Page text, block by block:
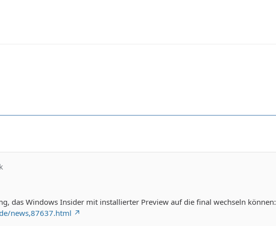
das Windows Insider mit installierter Preview auf die final wechseln können:
news,87637.html